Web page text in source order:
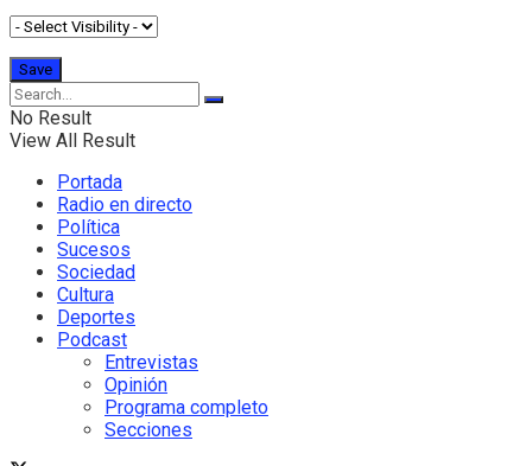
No Result
View All Result
Portada
Radio en directo
Política
Sucesos
Sociedad
Cultura
Deportes
Podcast
Entrevistas
Opinión
Programa completo
Secciones